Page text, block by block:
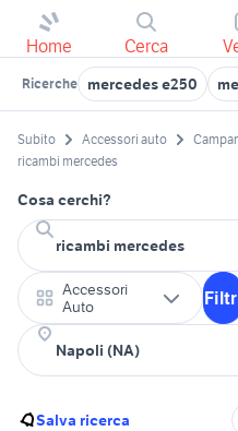
Home Cerca
Ricerche mercedes e250
Subito Accessori auto
ricambi mercedes
Cosa cerchi?
Accessori
Auto
Salva ricerca